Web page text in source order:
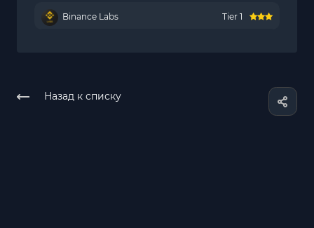
Binance Labs Tier 1
Назад к списку